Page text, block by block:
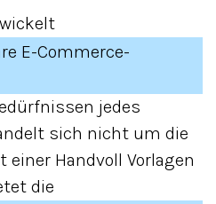
E-Commerce-
jedes
sich nicht um die
Handvoll Vorlagen
die